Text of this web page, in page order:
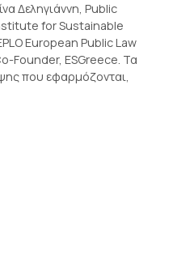
Δεληγιάννη, Public
for Sustainable
European Public Law
Founder, ESGreece. Τα
που εφαρμόζονται,